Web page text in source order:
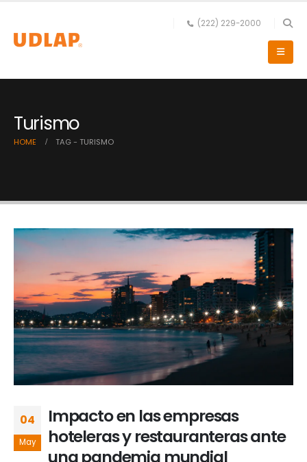
(222) 229-2000
Turismo
HOME TAG - TURISMO
04
May
Impacto en las empresas
hoteleras y restauranteras ante
una pandemia mundial